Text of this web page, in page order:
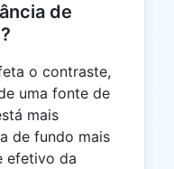
de
o contraste,
uma fonte de
mais
de fundo mais
efetivo da